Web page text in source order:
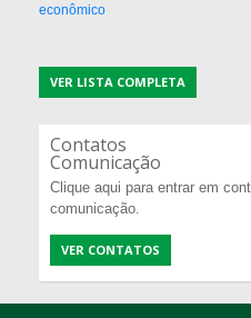
econômico
VER LISTA COMPLETA
Contatos
Comunicação
Clique aqui para entrar em
comunicação.
VER CONTATOS